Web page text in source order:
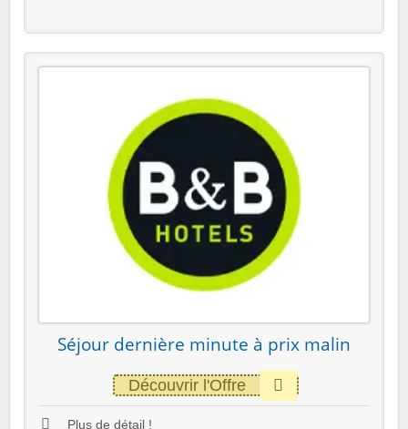
Séjour dernière minute à prix malin
Découvrir l'Offre
Plus de détail !